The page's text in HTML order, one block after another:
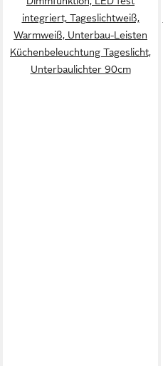
integriert, Tageslichtweiß,
Warmweiß, Unterbau-Leisten
Küchenbeleuchtung Tageslicht,
Unterbaulichter 90cm